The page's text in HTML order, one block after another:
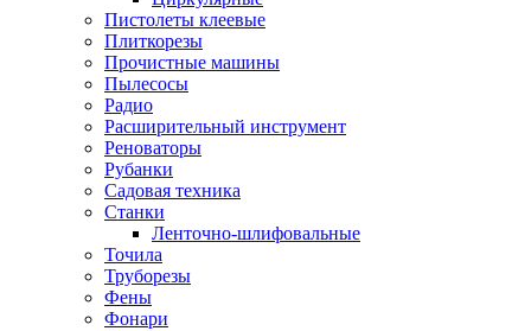
Пистолеты клеевые
Плиткорезы
Прочистные машины
Пылесосы
Радио
Расширительный инструмент
Реноваторы
Рубанки
Садовая техника
Станки
Ленточно-шлифовальные
Точила
Труборезы
Фены
Фонари